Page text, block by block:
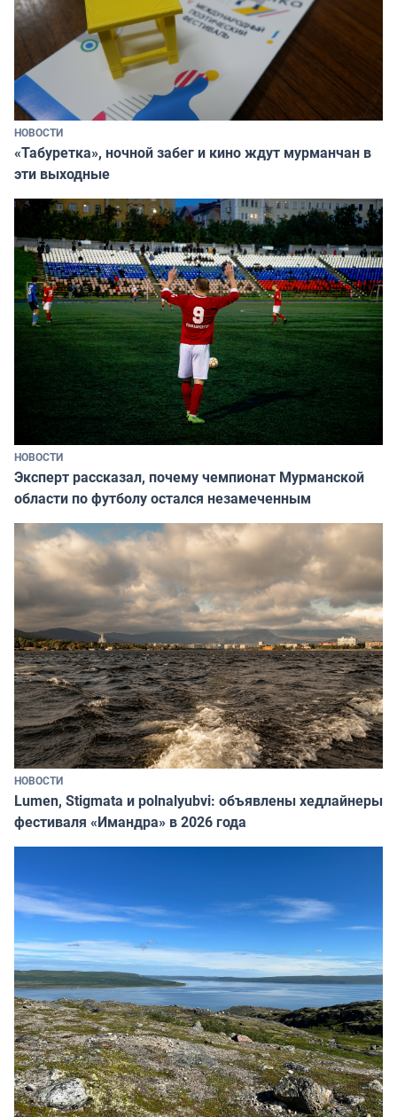
НОВОСТИ
«Табуретка», ночной забег и кино ждут мурманчан в
эти выходные
НОВОСТИ
Эксперт рассказал, почему чемпионат Мурманской
области по футболу остался незамеченным
НОВОСТИ
Lumen, Stigmata и polnalyubvi: объявлены хедлайнеры
фестиваля «Имандра» в 2026 года